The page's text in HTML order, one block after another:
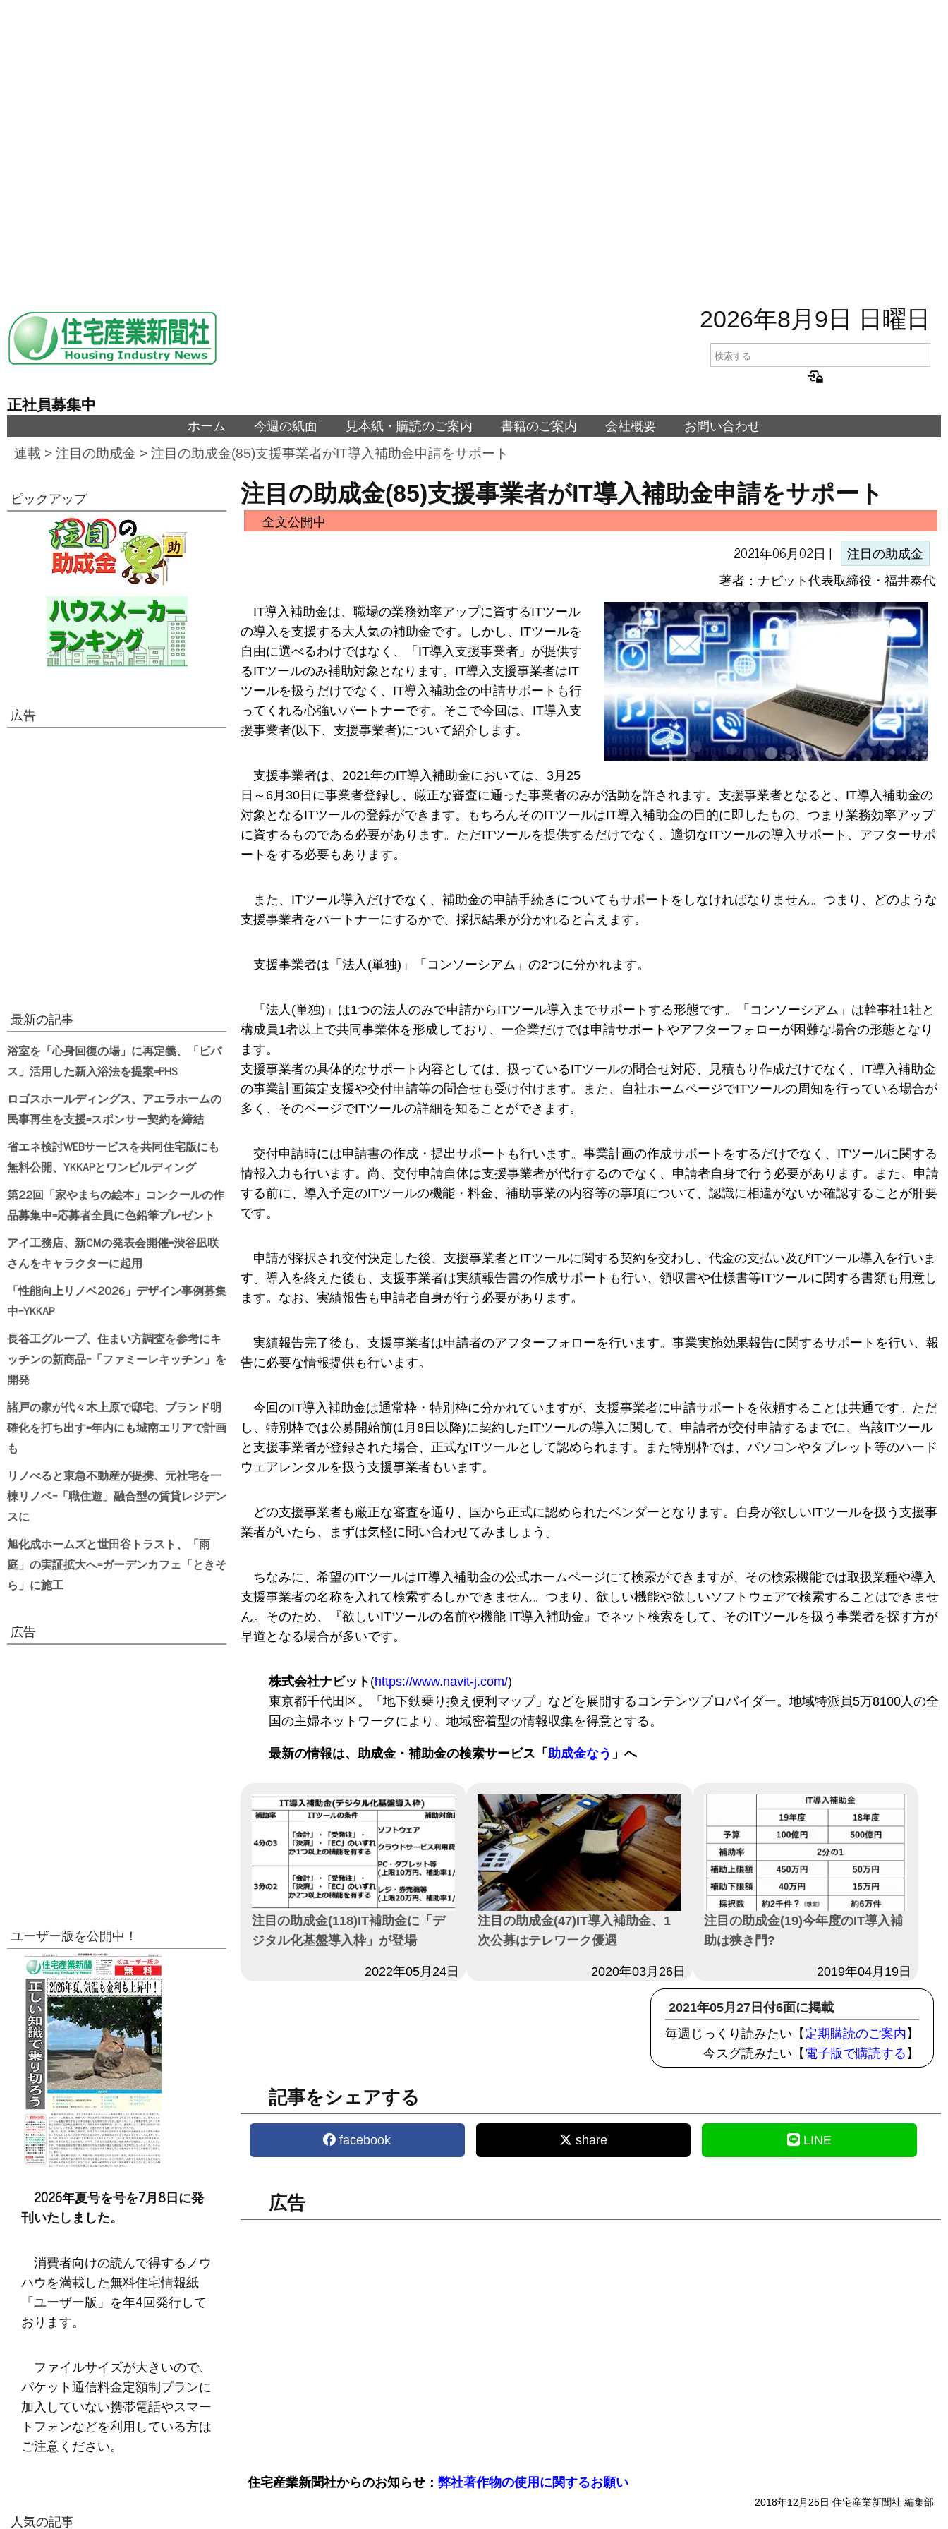
2026年8月9日 日曜日
正社員募集中
ホーム 今週の紙面 見本紙・購読のご案内 書籍のご案内 会社概要 お問い合わせ
連載 > 注目の助成金 > 注目の助成金(85)支援事業者がIT導入補助金申請をサポート
注目の助成金(85)支援事業者がIT導入補助金申請をサポート
全文公開中
2021年06月02日 |
注目の助成金
著者：ナビット代表取締役・福井泰代
IT導入補助金は、職場の業務効率アップに資するITツール
の導入を支援する大人気の補助金です。しかし、ITツールを
自由に選べるわけではなく、「IT導入支援事業者」が提供す
るITツールのみ補助対象となります。IT導入支援事業者はIT
ツールを扱うだけでなく、IT導入補助金の申請サポートも行
ってくれる心強いパートナーです。そこで今回は、IT導入支
援事業者(以下、支援事業者)について紹介します。
支援事業者は、2021年のIT導入補助金においては、3月25
日～6月30日に事業者登録し、厳正な審査に通った事業者のみが活動を許されます。支援事業者となると、IT導入補助金の
対象となるITツールの登録ができます。もちろんそのITツールはIT導入補助金の目的に即したもの、つまり業務効率アップ
に資するものである必要があります。ただITツールを提供するだけでなく、適切なITツールの導入サポート、アフターサポ
ートをする必要もあります。
また、ITツール導入だけでなく、補助金の申請手続きについてもサポートをしなければなりません。つまり、どのような
支援事業者をパートナーにするかで、採択結果が分かれると言えます。
支援事業者は「法人(単独)」「コンソーシアム」の2つに分かれます。
「法人(単独)」は1つの法人のみで申請からITツール導入までサポートする形態です。「コンソーシアム」は幹事社1社と
構成員1者以上で共同事業体を形成しており、一企業だけでは申請サポートやアフターフォローが困難な場合の形態となり
ます。
支援事業者の具体的なサポート内容としては、扱っているITツールの問合せ対応、見積もり作成だけでなく、IT導入補助金
の事業計画策定支援や交付申請等の問合せも受け付けます。また、自社ホームページでITツールの周知を行っている場合が
多く、そのページでITツールの詳細を知ることができます。
交付申請時には申請書の作成・提出サポートも行います。事業計画の作成サポートをするだけでなく、ITツールに関する
情報入力も行います。尚、交付申請自体は支援事業者が代行するのでなく、申請者自身で行う必要があります。また、申請
する前に、導入予定のITツールの機能・料金、補助事業の内容等の事項について、認識に相違がないか確認することが肝要
です。
申請が採択され交付決定した後、支援事業者とITツールに関する契約を交わし、代金の支払い及びITツール導入を行いま
す。導入を終えた後も、支援事業者は実績報告書の作成サポートも行い、領収書や仕様書等ITツールに関する書類も用意し
ます。なお、実績報告も申請者自身が行う必要があります。
実績報告完了後も、支援事業者は申請者のアフターフォローを行います。事業実施効果報告に関するサポートを行い、報
告に必要な情報提供も行います。
今回のIT導入補助金は通常枠・特別枠に分かれていますが、支援事業者に申請サポートを依頼することは共通です。ただ
し、特別枠では公募開始前(1月8日以降)に契約したITツールの導入に関して、申請者が交付申請するまでに、当該ITツール
と支援事業者が登録された場合、正式なITツールとして認められます。また特別枠では、パソコンやタブレット等のハード
ウェアレンタルを扱う支援事業者もいます。
どの支援事業者も厳正な審査を通り、国から正式に認められたベンダーとなります。自身が欲しいITツールを扱う支援事
業者がいたら、まずは気軽に問い合わせてみましょう。
ちなみに、希望のITツールはIT導入補助金の公式ホームページにて検索ができますが、その検索機能では取扱業種や導入
支援事業者の名称を入れて検索するしかできません。つまり、欲しい機能や欲しいソフトウェアで検索することはできませ
ん。そのため、『欲しいITツールの名前や機能 IT導入補助金』でネット検索をして、そのITツールを扱う事業者を探す方が
早道となる場合が多いです。
株式会社ナビット (https://www.navit-j.com/)
東京都千代田区。「地下鉄乗り換え便利マップ」などを展開するコンテンツプロバイダー。地域特派員5万8100人の全
国の主婦ネットワークにより、地域密着型の情報収集を得意とする。
最新の情報は、助成金・補助金の検索サービス「 助成金なう 」へ
注目の助成金(118)IT補助金に「デ
ジタル化基盤導入枠」が登場
2022年05月24日
注目の助成金(47)IT導入補助金、1
次公募はテレワーク優遇
2020年03月26日
注目の助成金(19)今年度のIT導入補
助は狭き門?
2019年04月19日
2021年05月27日付6面に掲載
毎週じっくり読みたい【 定期購読のご案内 】
今スグ読みたい【 電子版で購読する 】
記事をシェアする
facebook share LINE
広告
住宅産業新聞社からのお知らせ： 弊社著作物の使用に関するお願い
2018年12月25日 住宅産業新聞社 編集部
ピックアップ
広告
最新の記事
浴室を「心身回復の場」に再定義、「ビバ
ス」活用した新入浴法を提案=PHS
ロゴスホールディングス、アエラホームの
民事再生を支援=スポンサー契約を締結
省エネ検討WEBサービスを共同住宅版にも
無料公開、YKKAPとワンビルディング
第22回「家やまちの絵本」コンクールの作
品募集中=応募者全員に色鉛筆プレゼント
アイ工務店、新CMの発表会開催=渋谷凪咲
さんをキャラクターに起用
「性能向上リノベ2026」デザイン事例募集
中=YKKAP
長谷工グループ、住まい方調査を参考にキ
ッチンの新商品=「ファミーレキッチン」を
開発
諸戸の家が代々木上原で邸宅、ブランド明
確化を打ち出す=年内にも城南エリアで計画
も
リノべると東急不動産が提携、元社宅を一
棟リノベ=「職住遊」融合型の賃貸レジデン
スに
旭化成ホームズと世田谷トラスト、「雨
庭」の実証拡大へ=ガーデンカフェ「ときそ
ら」に施工
広告
ユーザー版を公開中！
2026年夏号を号を7月8日に発
刊いたしました。
消費者向けの読んで得するノウ
ハウを満載した無料住宅情報紙
「ユーザー版」を年4回発行して
おります。
ファイルサイズが大きいので、
パケット通信料金定額制プランに
加入していない携帯電話やスマー
トフォンなどを利用している方は
ご注意ください。
人気の記事